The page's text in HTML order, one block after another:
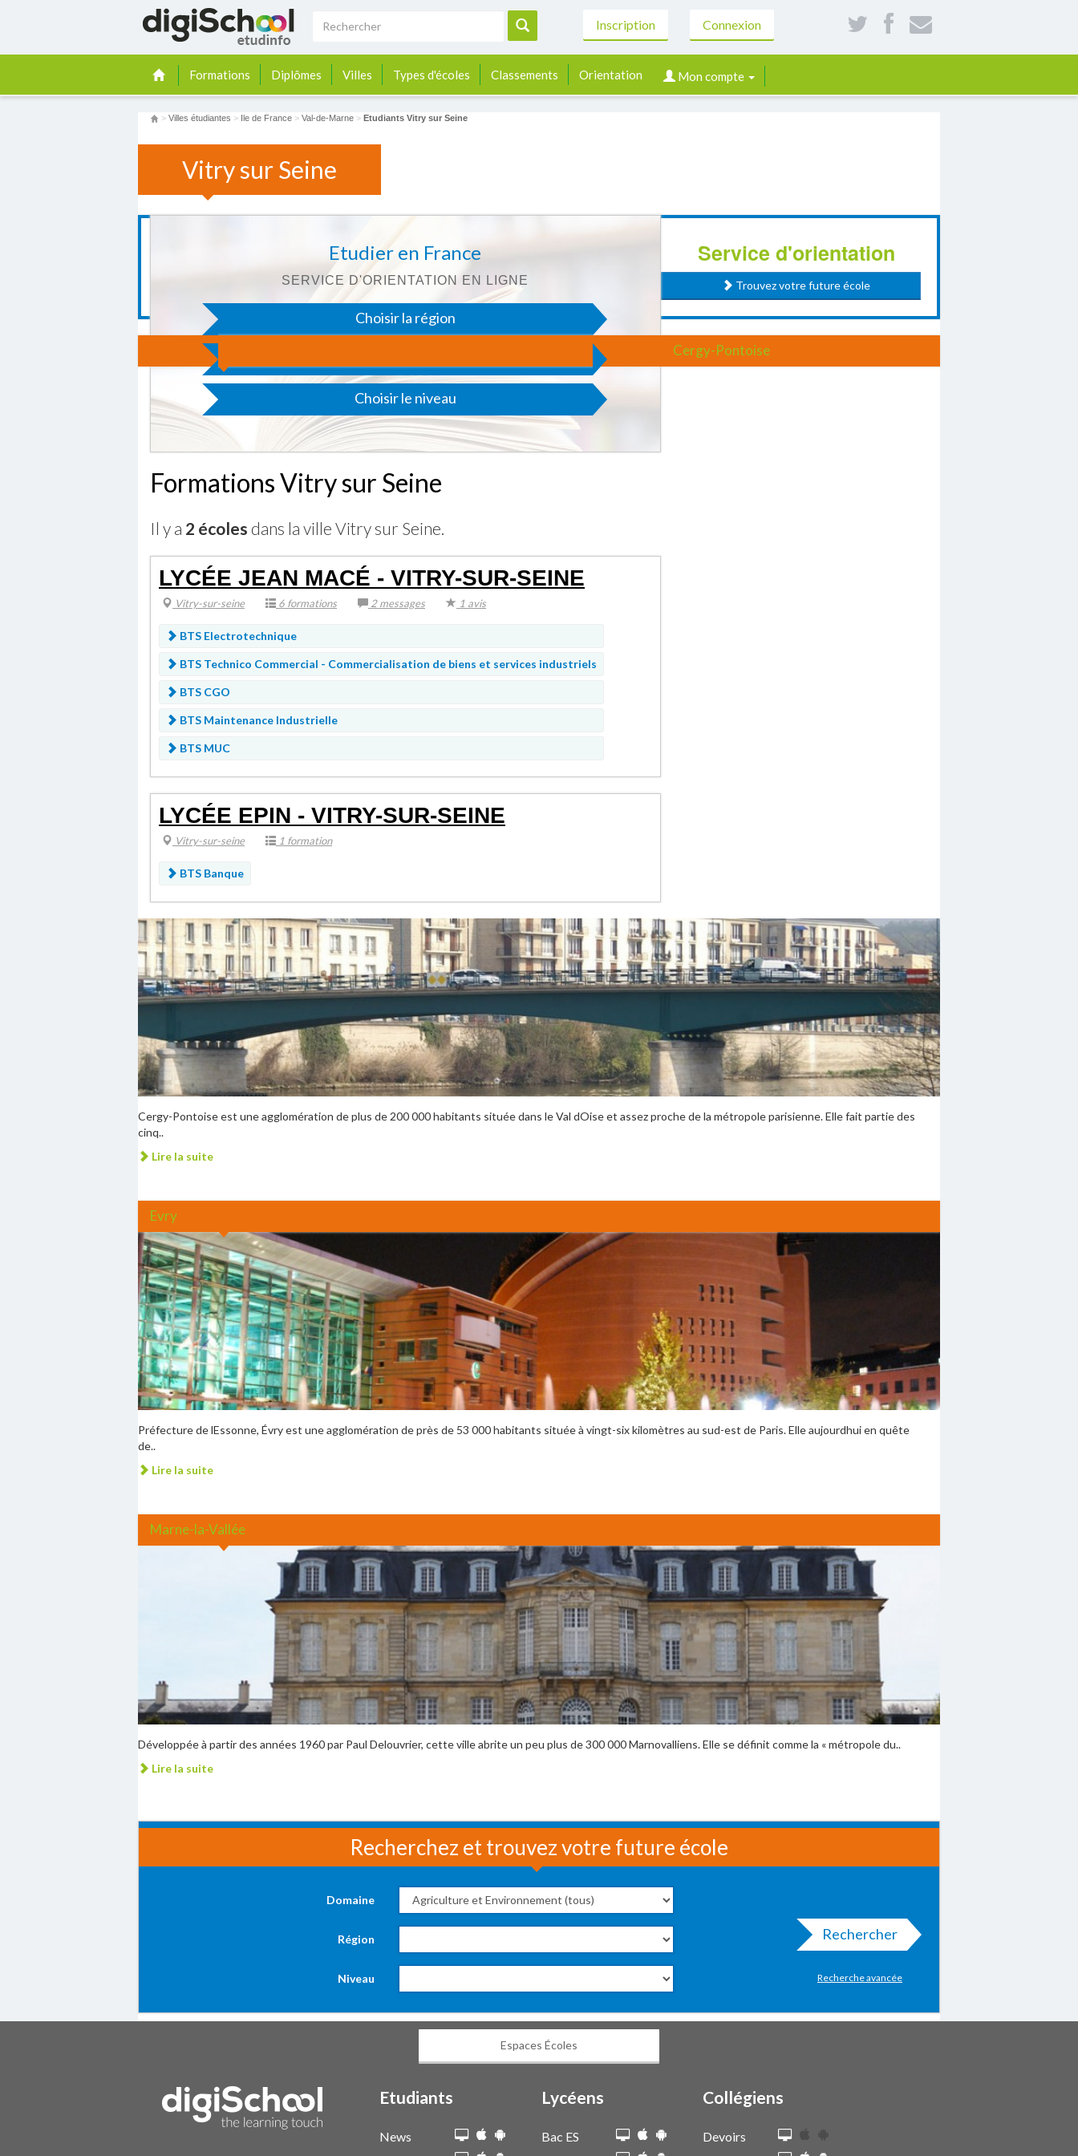
Inscription Connexion
Formations Diplômes Villes Types d'écoles Classements Orientation Mon compte
> Villes étudiantes > Ile de France > Val-de-Marne > Etudiants Vitry sur Seine
Vitry sur Seine
Etudier en France
SERVICE D'ORIENTATION EN LIGNE
Choisir la région
Choisir le niveau
Formations Vitry sur Seine
Il y a 2 écoles dans la ville Vitry sur Seine.
LYCÉE JEAN MACÉ - VITRY-SUR-SEINE
Vitry-sur-seine 6 formations 2 messages 1 avis
BTS Electrotechnique
BTS Technico Commercial - Commercialisation de biens et services industriels
BTS CGO
BTS Maintenance Industrielle
BTS MUC
LYCÉE EPIN - VITRY-SUR-SEINE
Vitry-sur-seine 1 formation
BTS Banque
Service d'orientation
Trouvez votre future école
Cergy-Pontoise
Cergy-Pontoise est une agglomération de plus de 200 000 habitants située dans le Val dOise et assez proche de la métropole parisienne. Elle fait partie des
cinq..
Lire la suite
Evry
Préfecture de lEssonne, Évry est une agglomération de près de 53 000 habitants située à vingt-six kilomètres au sud-est de Paris. Elle aujourdhui en quête
de..
Lire la suite
Marne-la-Vallée
Développée à partir des années 1960 par Paul Delouvrier, cette ville abrite un peu plus de 300 000 Marnovalliens. Elle se définit comme la « métropole du..
Lire la suite
Recherchez et trouvez votre future école
Domaine
Région
Niveau
Rechercher
Recherche avancée
Espaces Écoles
Etudiants
News
Lycéens
Bac ES
Collégiens
Devoirs